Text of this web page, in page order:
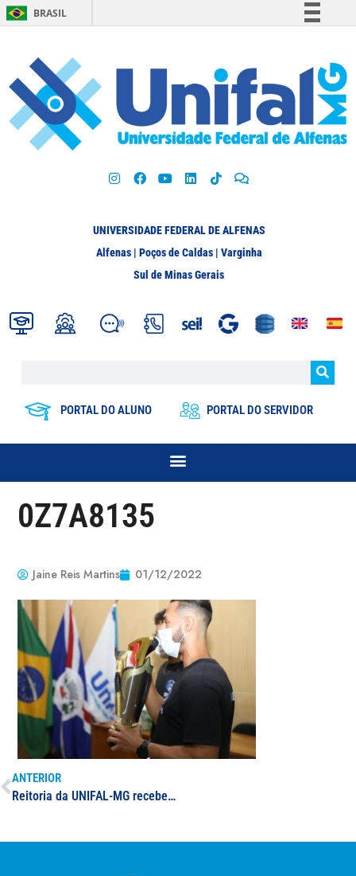
BRASIL
Participe
Acesso à informação
Legislação
UNIVERSIDADE FEDERAL DE ALFENAS
Alfenas | Poços de Caldas | Varginha
Sul de Minas Gerais
PORTAL DO ALUNO PORTAL DO SERVIDOR
0Z7A8135
Jaine Reis Martins 01/12/2022
ANTERIOR
Reitoria da UNIFAL-MG recebe troféu da Liga das Atléticas; grupo participa de cerimônia após conquista de resultado inédito nos Jogos Universitários de Minas Gerais